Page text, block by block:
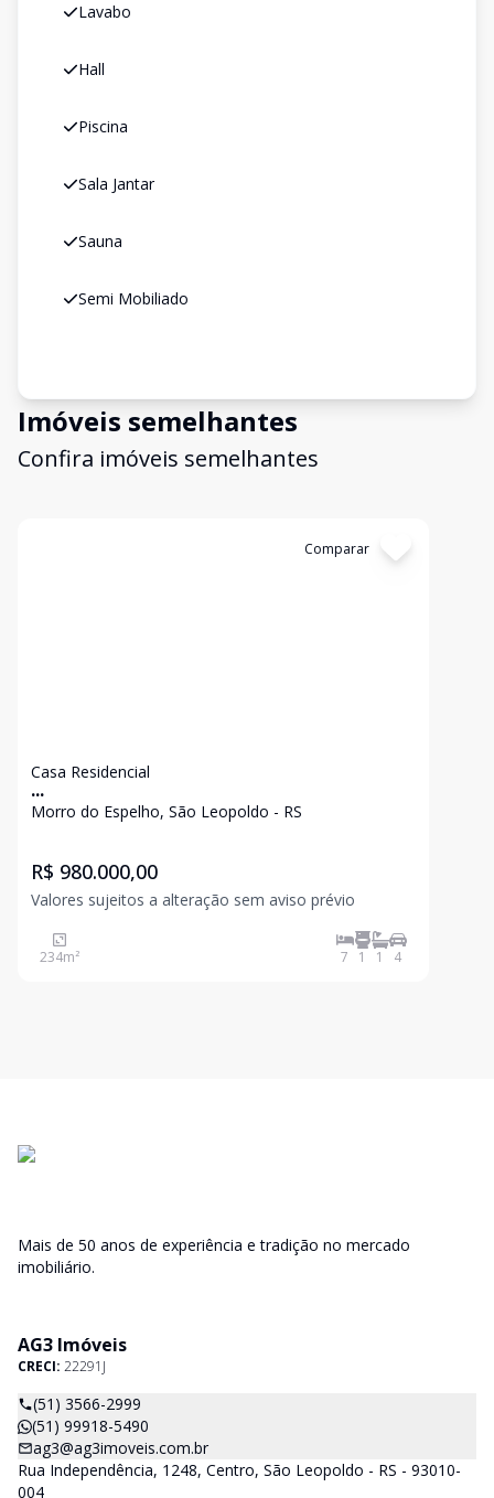
Lavabo
Hall
Piscina
Sala Jantar
Sauna
Semi Mobiliado
Imóveis semelhantes
Confira imóveis semelhantes
Comparar
Casa Residencial
...
Morro do Espelho, São Leopoldo - RS
R$ 980.000,00
Valores sujeitos a alteração sem aviso prévio
234m² 7 1 1 4
Mais de 50 anos de experiência e tradição no mercado
imobiliário.
AG3 Imóveis
CRECI: 22291J
(51) 3566-2999
(51) 99918-5490
ag3@ag3imoveis.com.br
Rua Independência, 1248, Centro, São Leopoldo - RS - 93010-
004